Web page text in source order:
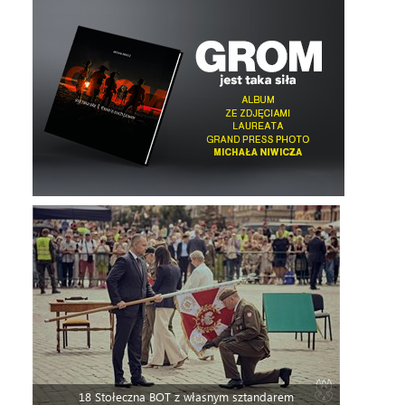
18 Stołeczna BOT z własnym sztandarem